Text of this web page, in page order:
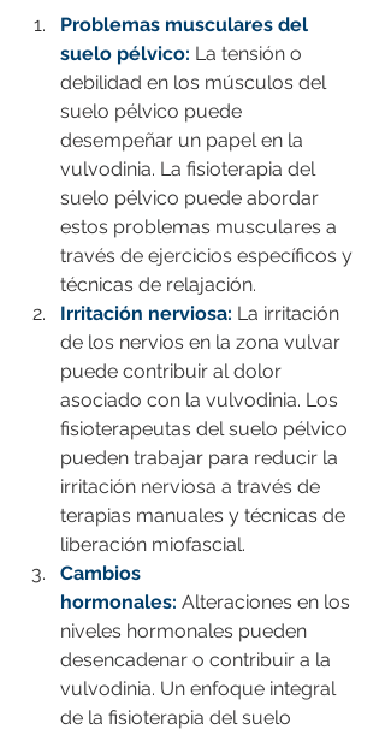
Problemas musculares del
suelo pélvico: La tensión o
debilidad en los músculos del
suelo pélvico puede
desempeñar un papel en la
vulvodinia. La fisioterapia del
suelo pélvico puede abordar
estos problemas musculares a
través de ejercicios específicos y
técnicas de relajación.
Irritación nerviosa: La irritación
de los nervios en la zona vulvar
puede contribuir al dolor
asociado con la vulvodinia. Los
fisioterapeutas del suelo pélvico
pueden trabajar para reducir la
irritación nerviosa a través de
terapias manuales y técnicas de
liberación miofascial.
Cambios
hormonales: Alteraciones en los
niveles hormonales pueden
desencadenar o contribuir a la
vulvodinia. Un enfoque integral
de la fisioterapia del suelo